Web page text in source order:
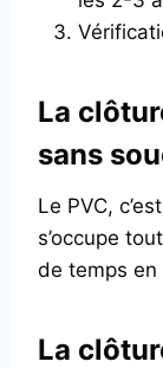
La
sans
Le PVC,
s’occupe
de temps
La